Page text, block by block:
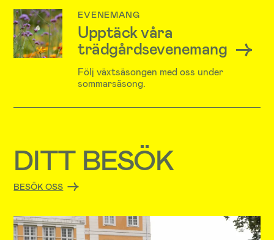
EVENEMANG
Upptäck våra
trädgårdsevenemang
Följ växtsäsongen med oss under
sommarsäsong.
DITT BESÖK
BESÖK OSS